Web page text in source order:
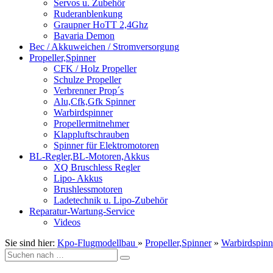
Servos u. Zubehör
Ruderanblenkung
Graupner HoTT 2,4Ghz
Bavaria Demon
Bec / Akkuweichen / Stromversorgung
Propeller,Spinner
CFK / Holz Propeller
Schulze Propeller
Verbrenner Prop´s
Alu,Cfk,Gfk Spinner
Warbirdspinner
Propellermitnehmer
Klappluftschrauben
Spinner für Elektromotoren
BL-Regler,BL-Motoren,Akkus
XQ Bruschless Regler
Lipo- Akkus
Brushlessmotoren
Ladetechnik u. Lipo-Zubehör
Reparatur-Wartung-Service
Videos
Sie sind hier: Kpo-Flugmodellbau » Propeller,Spinner»